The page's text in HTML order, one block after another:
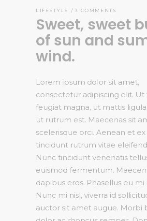
LIFESTYLE 3 COMMENTS
Sweet, sweet
of sun and
wind.
Lorem ipsum dolor sit amet,
consectetur adipiscing elit. Ut
feugiat magna, ut mattis
ut rutrum est. Maecenas sit
scelerisque orci. Aenean et
tincidunt rutrum vitae
Nunc tincidunt venenatis
euismod fermentum.
dapibus eros. Phasellus eu mi
Nunc mi nisl, viverra id
auctor sit amet augue. Morbi